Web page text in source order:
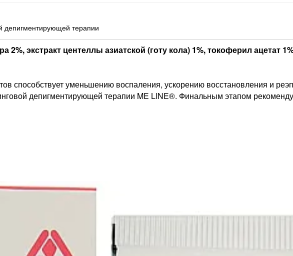
депигментирующей терапии
экстракт центеллы азиатской (готу кола) 1%, токоферил ацетат
способствует уменьшению воспаления, ускорению восстановления и
депигментирующей терапии ME LINE®. Финальным этапом